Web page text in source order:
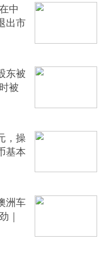
中
出市
东被
被
，操
基本
洲车
｜